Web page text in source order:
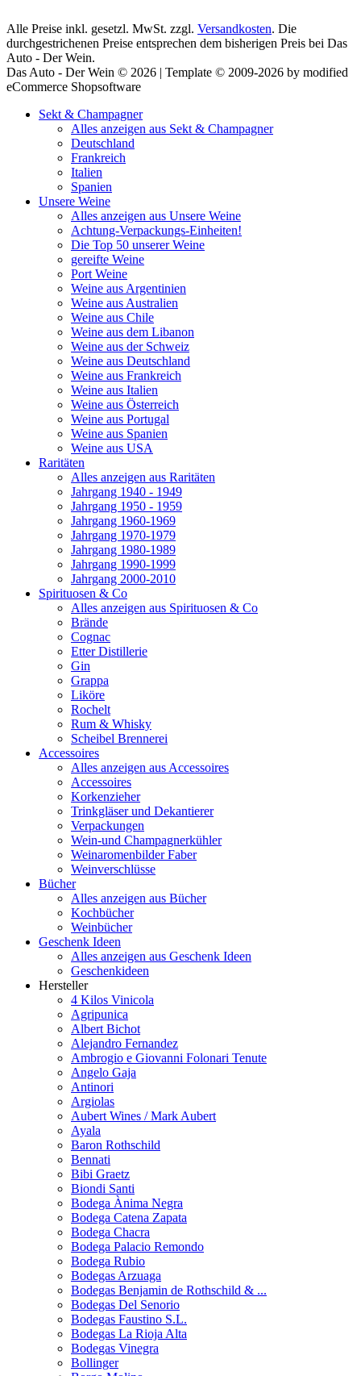
Alle Preise inkl. gesetzl. MwSt. zzgl. Versandkosten. Die
durchgestrichenen Preise entsprechen dem bisherigen Preis bei Das
Auto - Der Wein.
Das Auto - Der Wein © 2026 | Template © 2009-2026 by modified
eCommerce Shopsoftware
Sekt & Champagner
Alles anzeigen aus Sekt & Champagner
Deutschland
Frankreich
Italien
Spanien
Unsere Weine
Alles anzeigen aus Unsere Weine
Achtung-Verpackungs-Einheiten!
Die Top 50 unserer Weine
gereifte Weine
Port Weine
Weine aus Argentinien
Weine aus Australien
Weine aus Chile
Weine aus dem Libanon
Weine aus der Schweiz
Weine aus Deutschland
Weine aus Frankreich
Weine aus Italien
Weine aus Österreich
Weine aus Portugal
Weine aus Spanien
Weine aus USA
Raritäten
Alles anzeigen aus Raritäten
Jahrgang 1940 - 1949
Jahrgang 1950 - 1959
Jahrgang 1960-1969
Jahrgang 1970-1979
Jahrgang 1980-1989
Jahrgang 1990-1999
Jahrgang 2000-2010
Spirituosen & Co
Alles anzeigen aus Spirituosen & Co
Brände
Cognac
Etter Distillerie
Gin
Grappa
Liköre
Rochelt
Rum & Whisky
Scheibel Brennerei
Accessoires
Alles anzeigen aus Accessoires
Accessoires
Korkenzieher
Trinkgläser und Dekantierer
Verpackungen
Wein-und Champagnerkühler
Weinaromenbilder Faber
Weinverschlüsse
Bücher
Alles anzeigen aus Bücher
Kochbücher
Weinbücher
Geschenk Ideen
Alles anzeigen aus Geschenk Ideen
Geschenkideen
Hersteller
4 Kilos Vinicola
Agripunica
Albert Bichot
Alejandro Fernandez
Ambrogio e Giovanni Folonari Tenute
Angelo Gaja
Antinori
Argiolas
Aubert Wines / Mark Aubert
Ayala
Baron Rothschild
Bennati
Bibi Graetz
Biondi Santi
Bodega Ànima Negra
Bodega Catena Zapata
Bodega Chacra
Bodega Palacio Remondo
Bodega Rubio
Bodegas Arzuaga
Bodegas Benjamin de Rothschild & ...
Bodegas Del Senorio
Bodegas Faustino S.L.
Bodegas La Rioja Alta
Bodegas Vinegra
Bollinger